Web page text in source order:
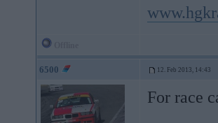
6500 12. Feb 2013, 14:43
For race